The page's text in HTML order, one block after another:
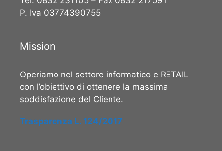
P. Iva 03774390755
Mission
Operiamo nel settore informatico e RETAIL
con l’obiettivo di ottenere la massima
soddisfazione del Cliente.
Trasparenza L. 124/2017